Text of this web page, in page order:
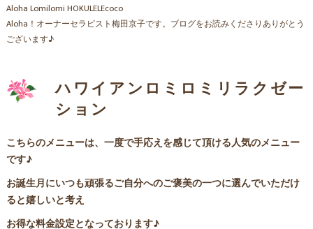
Aloha Lomilomi HOKULELEcoco
Aloha！オーナーセラピスト梅田京子です。ブログをお読みくださりありがとう
ございます♪
ハワイアンロミロミリラクゼー
ション
こちらのメニューは、一度で手応えを感じて頂ける人気のメニュー
です♪
お誕生月にいつも頑張るご自分へのご褒美の一つに選んでいただけ
ると嬉しいと考え
お得な料金設定となっております♪